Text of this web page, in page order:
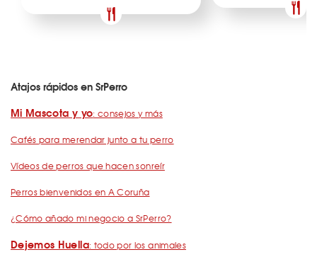
Atajos rápidos en SrPerro
Mi Mascota y yo: consejos y más
Cafés para merendar junto a tu perro
Vídeos de perros que hacen sonreír
Perros bienvenidos en A Coruña
¿Cómo añado mi negocio a SrPerro?
Dejemos Huella: todo por los animales